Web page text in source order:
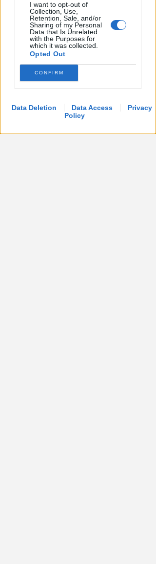
I want to opt-out of
Collection, Use,
Retention, Sale, and/or
Sharing of my Personal
Data that Is Unrelated
with the Purposes for
which it was collected.
Opted Out
CONFIRM
Data Deletion Data Access
Privacy
Policy
TANA VINCE A JESI
Scatta il torneo nazionale Open
femminile del Tennis Club
Viserba